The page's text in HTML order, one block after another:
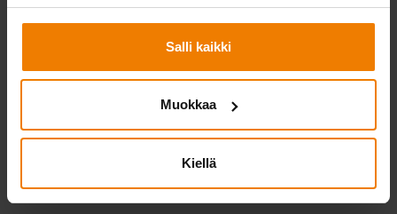
Salli kaikki
Muokkaa
Kiellä
Samalla se tukee urakoitsijan omaa resurssienhallintaa ja
työvaiheiden yhteensovittamista mahdollisimman
kustannustehokkaasti.